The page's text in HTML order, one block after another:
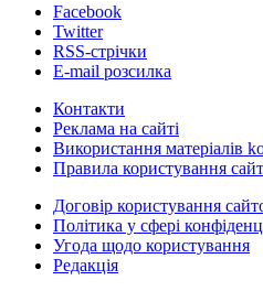
Facebook
Twitter
RSS-стрічки
E-mail розсилка
Контакти
Реклама на сайті
Використання матеріалів
Правила користування
Договір користування
Політика у сфері
Угода щодо користування
Редакція